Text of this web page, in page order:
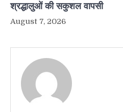
श्रद्धालुओं की सकुशल वापसी
August 7, 2026